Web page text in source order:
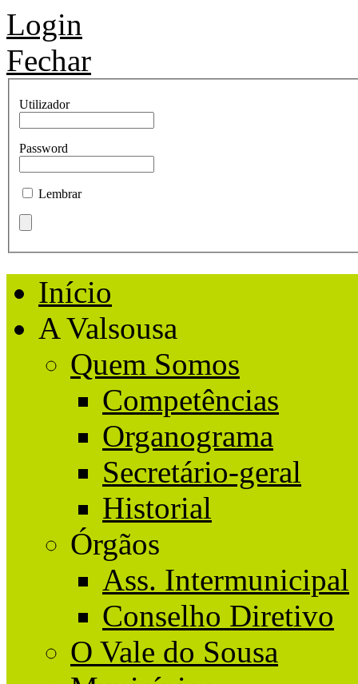
Login
Fechar
Utilizador
Password
Lembrar
Início
A Valsousa
Quem Somos
Competências
Organograma
Secretário-geral
Historial
Órgãos
Ass. Intermunicipal
Conselho Diretivo
O Vale do Sousa